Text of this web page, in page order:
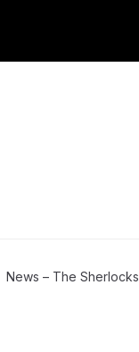
News – The